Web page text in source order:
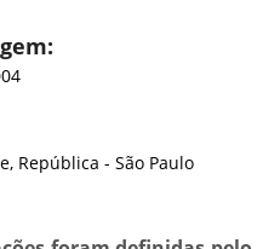
República - São Paulo